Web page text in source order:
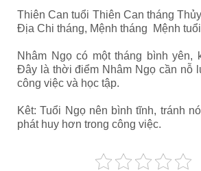
Thiên Can tuổi Thiên Can tháng
Địa Chi tháng, Mệnh tháng Mệnh
Nhâm Ngọ có một tháng bình yên,
Đây là thời điểm Nhâm Ngọ cần nỗ
công việc và học tập.
Kêt: Tuổi Ngọ nên bình tĩnh, tránh
phát huy hơn trong công việc.